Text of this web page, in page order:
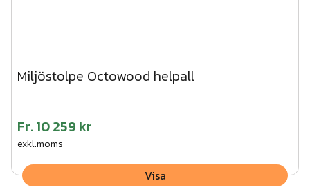
Miljöstolpe Octowood helpall
Fr.10 259 kr
exkl.moms
Visa